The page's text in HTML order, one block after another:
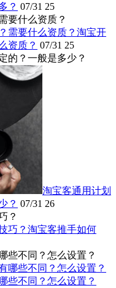
？ 07/31 25
要什么资质？
淘宝开
资质？ 07/31 25
的？一般是多少？
淘宝客通用计划
？ 07/31 26
？
淘宝客推手如何
些不同？怎么设置？
些不同？怎么设置？